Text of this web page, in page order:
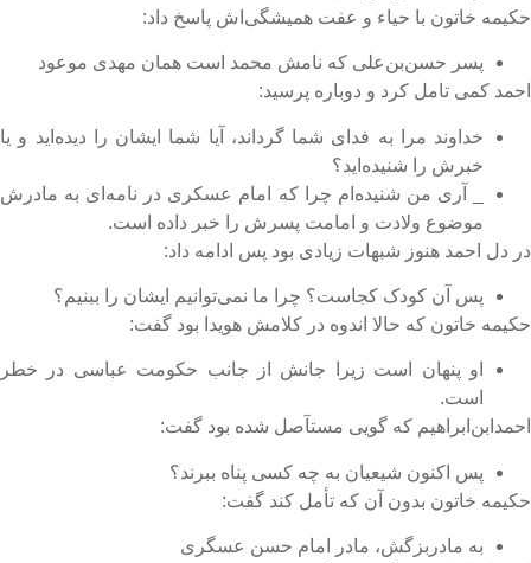
خاتون با حیاء و عفت همیشگی‌اش پاسخ داد:
پسر حسن‌بن‌علی که نامش محمد است همان مهدی موعود
کمی تامل کرد و دوباره پرسید:
خداوند مرا به فدای شما گرداند، آیا شما ایشان را دیده‌اید و یا
خبرش را شنیده‌اید؟
_ آری من شنیده‌ام چرا که امام عسکری در نامه‌ای به مادرش
موضوع ولادت و امامت پسرش را خبر داده است.
دل احمد هنوز شبهات زیادی بود پس ادامه داد:
پس آن کودک کجاست؟ چرا ما نمی‌توانیم ایشان را ببنیم؟
خاتون که حالا اندوه در کلامش هویدا بود گفت:
او پنهان است زیرا جانش از جانب حکومت عباسی در خطر
است.
که گویی مستآصل شده بود گفت:
پس اکنون شیعیان به چه کسی پناه ببرند؟
خاتون بدون آن که تأمل کند گفت:
به مادربزگش، مادر امام حسن عسگری